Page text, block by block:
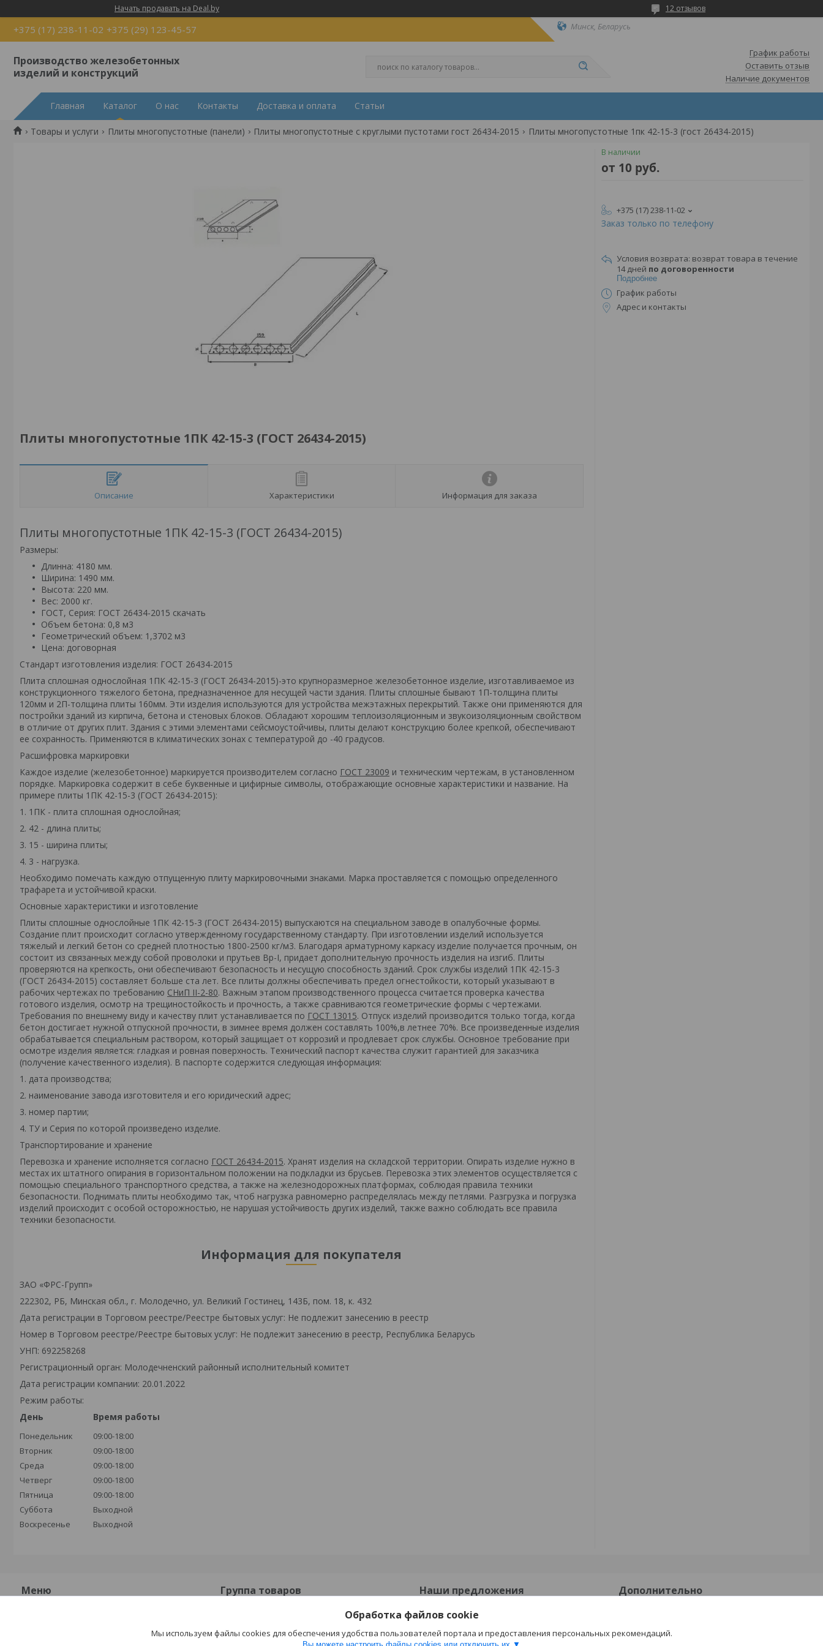
Начать продавать на Deal.by 12 отзывов
+375 (17) 238-11-02 +375 (29) 123-45-57 Минск, Беларусь
Производство железобетонных
изделий и конструкций
График работы
Оставить отзыв
Наличие документов
Главная Каталог О нас Контакты Доставка и оплата Статьи
Товары и услуги Плиты многопустотные (панели) Плиты многопустотные с круглыми пустотами гост 26434-2015 Плиты многопустотные 1пк 42-15-3 (гост 26434-2015)
Плиты многопустотные 1ПК 42-15-3 (ГОСТ 26434-2015)
Описание Характеристики Информация для заказа
Плиты многопустотные 1ПК 42-15-3 (ГОСТ 26434-2015)
Размеры:
Длинна: 4180 мм.
Ширина: 1490 мм.
Высота: 220 мм.
Вес: 2000 кг.
ГОСТ, Серия: ГОСТ 26434-2015 скачать
Объем бетона: 0,8 м3
Геометрический объем: 1,3702 м3
Цена: договорная
Стандарт изготовления изделия: ГОСТ 26434-2015
Плита сплошная однослойная 1ПК 42-15-3 (ГОСТ 26434-2015)-это крупноразмерное железобетонное изделие, изготавливаемое из
конструкционного тяжелого бетона, предназначенное для несущей части здания. Плиты сплошные бывают 1П-толщина плиты
120мм и 2П-толщина плиты 160мм. Эти изделия используются для устройства межэтажных перекрытий. Также они применяются для
постройки зданий из кирпича, бетона и стеновых блоков. Обладают хорошим теплоизоляционным и звукоизоляционным свойством
в отличие от других плит. Здания с этими элементами сейсмоустойчивы, плиты делают конструкцию более крепкой, обеспечивают
ее сохранность. Применяются в климатических зонах с температурой до -40 градусов.
Расшифровка маркировки
Каждое изделие (железобетонное) маркируется производителем согласно ГОСТ 23009 и техническим чертежам, в установленном
порядке. Маркировка содержит в себе буквенные и цифирные символы, отображающие основные характеристики и название. На
примере плиты 1ПК 42-15-3 (ГОСТ 26434-2015):
1. 1ПК - плита сплошная однослойная;
2. 42 - длина плиты;
3. 15 - ширина плиты;
4. 3 - нагрузка.
Необходимо помечать каждую отпущенную плиту маркировочными знаками. Марка проставляется с помощью определенного
трафарета и устойчивой краски.
Основные характеристики и изготовление
Плиты сплошные однослойные 1ПК 42-15-3 (ГОСТ 26434-2015) выпускаются на специальном заводе в опалубочные формы.
Создание плит происходит согласно утвержденному государственному стандарту. При изготовлении изделий используется
тяжелый и легкий бетон со средней плотностью 1800-2500 кг/м3. Благодаря арматурному каркасу изделие получается прочным, он
состоит из связанных между собой проволоки и прутьев Вр-I, придает дополнительную прочность изделия на изгиб. Плиты
проверяются на крепкость, они обеспечивают безопасность и несущую способность зданий. Срок службы изделий 1ПК 42-15-3
(ГОСТ 26434-2015) составляет больше ста лет. Все плиты должны обеспечивать предел огнестойкости, который указывают в
рабочих чертежах по требованию СНиП II-2-80. Важным этапом производственного процесса считается проверка качества
готового изделия, осмотр на трещиностойкость и прочность, а также сравниваются геометрические формы с чертежами.
Требования по внешнему виду и качеству плит устанавливается по ГОСТ 13015. Отпуск изделий производится только тогда, когда
бетон достигает нужной отпускной прочности, в зимнее время должен составлять 100%,в летнее 70%. Все произведенные изделия
обрабатывается специальным раствором, который защищает от коррозий и продлевает срок службы. Основное требование при
осмотре изделия является: гладкая и ровная поверхность. Технический паспорт качества служит гарантией для заказчика
(получение качественного изделия). В паспорте содержится следующая информация:
1. дата производства;
2. наименование завода изготовителя и его юридический адрес;
3. номер партии;
4. ТУ и Серия по которой произведено изделие.
Транспортирование и хранение
Перевозка и хранение исполняется согласно ГОСТ 26434-2015. Хранят изделия на складской территории. Опирать изделие нужно в
местах их штатного опирания в горизонтальном положении на подкладки из брусьев. Перевозка этих элементов осуществляется с
помощью специального транспортного средства, а также на железнодорожных платформах, соблюдая правила техники
безопасности. Поднимать плиты необходимо так, чтоб нагрузка равномерно распределялась между петлями. Разгрузка и погрузка
изделий происходит с особой осторожностью, не нарушая устойчивость других изделий, также важно соблюдать все правила
техники безопасности.
Информация для покупателя
ЗАО «ФРС-Групп»
222302, РБ, Минская обл., г. Молодечно, ул. Великий Гостинец, 143Б, пом. 18, к. 432
Дата регистрации в Торговом реестре/Реестре бытовых услуг: Не подлежит занесению в реестр
Номер в Торговом реестре/Реестре бытовых услуг: Не подлежит занесению в реестр, Республика Беларусь
УНП: 692258268
Регистрационный орган: Молодечненский районный исполнительный комитет
Дата регистрации компании: 20.01.2022
Режим работы:
День
Время работы
Понедельник
09:00-18:00
Вторник
09:00-18:00
Среда
09:00-18:00
Четверг
09:00-18:00
Пятница
09:00-18:00
Суббота
Выходной
Воскресенье
Выходной
В наличии
от 10 руб.
+375 (17) 238-11-02
Заказ только по телефону
возврат товара в течение
14 дней по договоренности
Подробнее
График работы
Адрес и контакты
Меню Группа товаров
Плиты железобетонные
Наши предложения
Опорные подушки
Прогоны ПРГ
Дополнительно
Отзывы
Обработка файлов cookie
Мы используем файлы cookies для обеспечения удобства пользователей портала и предоставления персональных рекомендаций.